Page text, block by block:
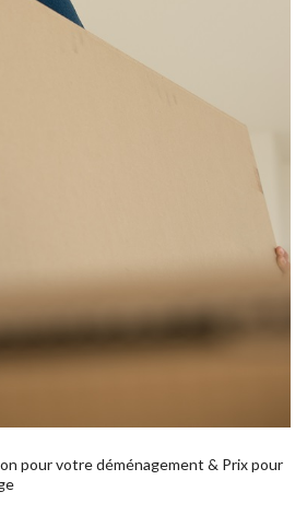
pour votre déménagement & Prix pour